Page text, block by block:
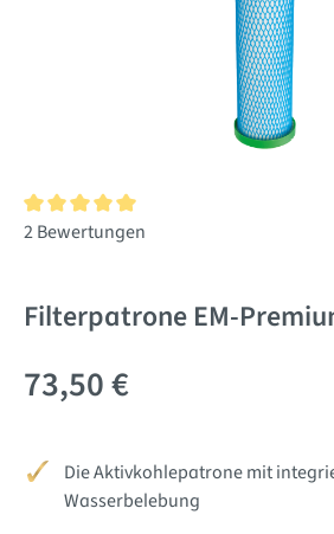
Durchschnittliche Bewertung von 5 von
2 Bewertungen
Filterpatrone EM-
73,50 €
Die Aktivkohlepatrone mit
Wasserbelebung